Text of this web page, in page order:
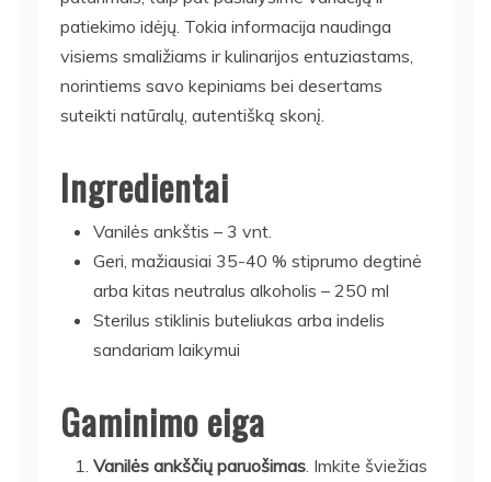
patiekimo idėjų. Tokia informacija naudinga
visiems smaližiams ir kulinarijos entuziastams,
norintiems savo kepiniams bei desertams
suteikti natūralų, autentišką skonį.
Ingredientai
Vanilės ankštis – 3 vnt.
Geri, mažiausiai 35-40 % stiprumo degtinė
arba kitas neutralus alkoholis – 250 ml
Sterilus stiklinis buteliukas arba indelis
sandariam laikymui
Gaminimo eiga
Vanilės ankščių paruošimas . Imkite šviežias